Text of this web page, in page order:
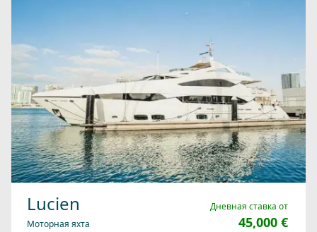
Lucien
Моторная яхта
Дневная ставка от
45,000 €